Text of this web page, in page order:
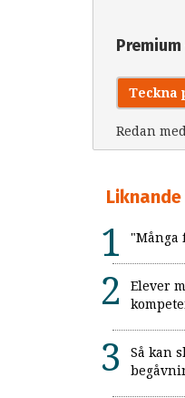
Teckna
Redan
"Många
Elever
Så kan